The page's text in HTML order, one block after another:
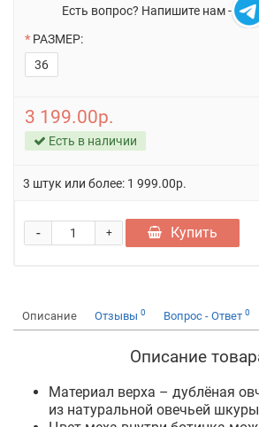
Есть вопрос? Напишите нам -
РАЗМЕР:
36
3 199.00р.
Есть в наличии
3 штук или более: 1 999.00р.
+
- Купить
Описание Отзывы 0 Вопрос - Ответ 0
Описание
Материал верха – дублёная
из натуральной овечьей